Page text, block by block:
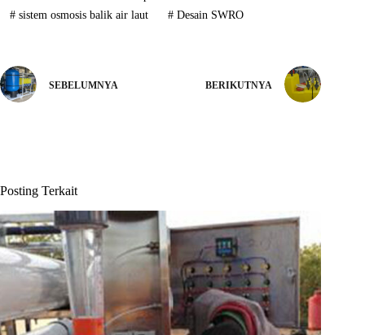
#sistem osmosis balik air laut #Desain SWRO
SEBELUMNYA BERIKUTNYA
Posting Terkait